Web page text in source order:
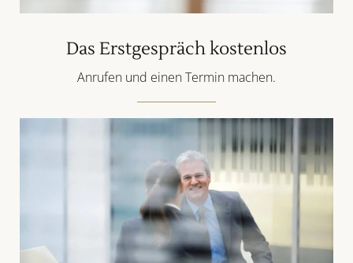
Das Erstgespräch kostenlos
Anrufen und einen Termin machen.